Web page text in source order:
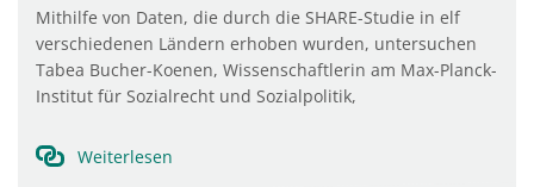
Mithilfe von Daten, die durch die SHARE-Studie in elf
verschiedenen Ländern erhoben wurden, untersuchen
Tabea Bucher-Koenen, Wissenschaftlerin am Max-Planck-
Institut für Sozialrecht und Sozialpolitik,
Weiterlesen